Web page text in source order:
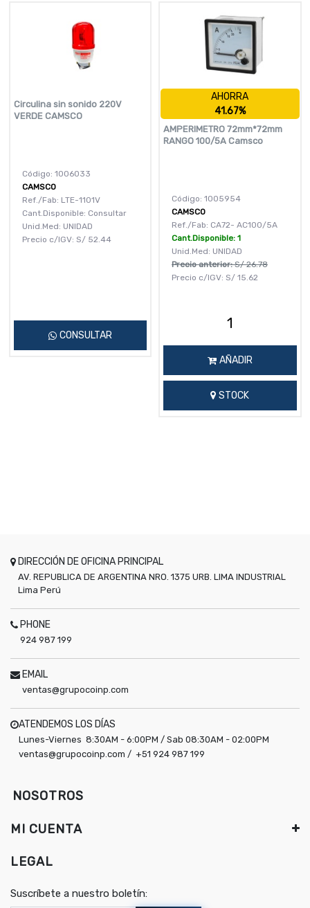
Circulina sin sonido 220V
VERDE CAMSCO
Código: 1006033
CAMSCO
Ref./Fab: LTE-1101V
Cant.Disponible: Consultar
Unid.Med: UNIDAD
Precio c/IGV: S/ 52.44
CONSULTAR
AHORRA
41.67%
AMPERIMETRO 72mm*72mm
RANGO 100/5A Camsco
Código: 1005954
CAMSCO
Ref./Fab: CA72- AC100/5A
Cant.Disponible: 1
Unid.Med: UNIDAD
Precio anterior:S/ 26.78
Precio c/IGV: S/ 15.62
AÑADIR
STOCK
DIRECCIÓN DE OFICINA PRINCIPAL
AV. REPUBLICA DE ARGENTINA NRO. 1375 URB. LIMA INDUSTRIAL
Lima Perú
PHONE
924 987 199
EMAIL
ventas@grupocoinp.com
ATENDEMOS LOS DÍAS
Lunes-Viernes 8:30AM - 6:00PM / Sab 08:30AM - 02:00PM
ventas@grupocoinp.com / +51 924 987 199
NOSOTROS
MI CUENTA
LEGAL
Suscríbete a nuestro boletín: